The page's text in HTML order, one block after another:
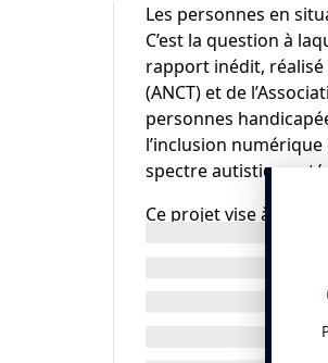
Les personnes en
C’est la question à
rapport inédit, réalisé
(ANCT) et de
personnes
l’inclusion
spectre autistique et/
Ce projet vise à
pédagogiques
Réseaux sociaux,